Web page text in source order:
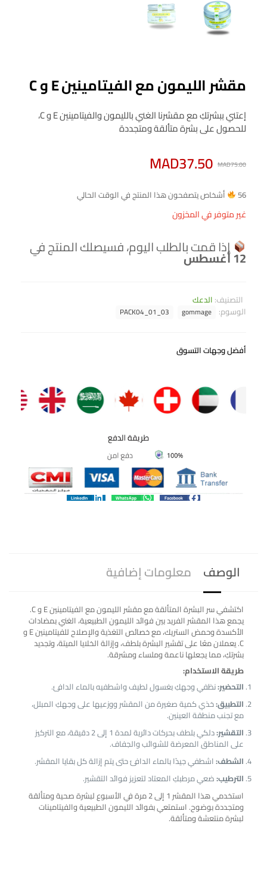
مقشر الليمون مع الفيتامينين E و C
إعتني ببشرتكِ مع مقشرنا الغني بالليمون والفيتامينين E و C،
للحصول على بشرة متألقة ومتجددة
MAD75.00
MAD37.50
56 أشخاص يتصفحون هذا المنتج في الوقت الحالي
غير متوفر في المخزون
إذا قمت بالطلب اليوم، فسيصلك المنتج في
12 أغسطس
التصنيف: الدعك
الوسوم: gommage
PACK04_01_03
أفضل وجهات التسوق
Facebook
WhatsApp
LinkedIn
الوصف معلومات إضافية
اكتشفي سر البشرة المتألقة مع مقشر الليمون مع الفيتامينين E و C.
يجمع هذا المقشر الفريد بين فوائد الليمون الطبيعية، الغني بمضادات
الأكسدة وحمض الستريك، مع خصائص التغذية والإصلاح للفيتامينين E و
C. يعملان معًا على تقشير البشرة بلطف، وإزالة الخلايا الميتة، وتجديد
بشرتكِ، مما يجعلها ناعمة وملساء ومشرقة.
طريقة الاستخدام:
التحضير:نظفي وجهكِ بغسول لطيف واشطفيه بالماء الدافئ.
التطبيق:خذي كمية صغيرة من المقشر ووزعيها على وجهكِ المبلل،
مع تجنب منطقة العينين.
التقشير:
دلكي بلطف بحركات دائرية لمدة 1 إلى 2 دقيقة، مع التركيز
على المناطق المعرضة للشوائب والجفاف.
الشطف:اشطفي جيدًا بالماء الدافئ حتى يتم إزالة كل بقايا المقشر.
الترطيب:ضعي مرطبكِ المعتاد لتعزيز فوائد التقشير.
استخدمي هذا المقشر 1 إلى 2 مرة في الأسبوع لبشرة صحية ومتألقة
ومتجددة بوضوح. استمتعي بفوائد الليمون الطبيعية والفيتامينات
لبشرة منتعشة ومتألقة.